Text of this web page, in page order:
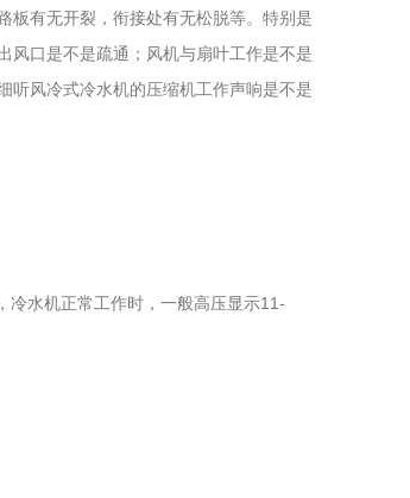
板有无开裂，衔接处有无松脱等。特别是
风口是不是疏通；风机与扇叶工作是不是
听风冷式冷水机的压缩机工作声响是不是
水机正常工作时，一般高压显示11-